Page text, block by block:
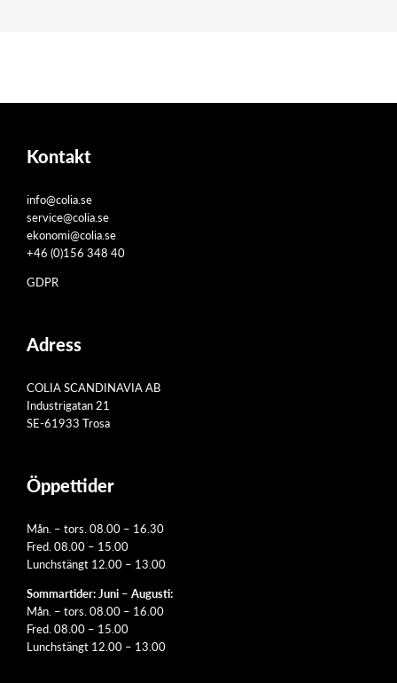
Kontakt
info@colia.se
service@colia.se
ekonomi@colia.se
+46 (0)156 348 40
GDPR
Adress
COLIA SCANDINAVIA AB
Industrigatan 21
SE-61933 Trosa
Öppettider
Mån. – tors. 08.00 – 16.30
Fred. 08.00 – 15.00
Lunchstängt 12.00 – 13.00
Sommartider: Juni – Augusti:
Mån. – tors. 08.00 – 16.00
Fred. 08.00 – 15.00
Lunchstängt 12.00 – 13.00